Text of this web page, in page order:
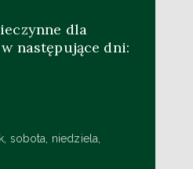
dla
następujące dni:
sobota, niedziela,